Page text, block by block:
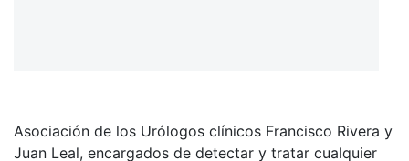
Asociación de los Urólogos clínicos Francisco Rivera y
Juan Leal, encargados de detectar y tratar cualquier